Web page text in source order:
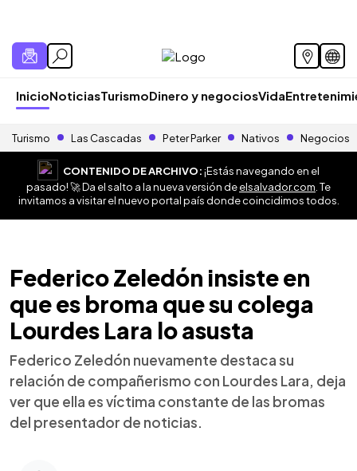
InicioNoticiasTurismoDinero y negociosVida
Turismo Las Cascadas Peter Parker Nativos Negocios
CONTENIDO DE ARCHIVO:¡Estás navegando en el
pasado! 🚀 Da el salto a la nueva versión deelsalvador.com . Te
invitamos a visitar el nuevo portal país donde coincidimos todos.
Federico Zeledón insiste en
que es broma que su colega
Lourdes Lara lo asusta
Federico Zeledón nuevamente destaca su
relación de compañerismo con Lourdes Lara, deja
ver que ella es víctima constante de las bromas
del presentador de noticias.